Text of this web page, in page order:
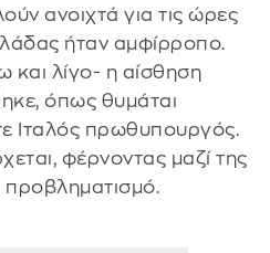
ανοιχτά για τις ώρες
ήταν αμφίρροπο.
και λίγο- η αίσθηση
όπως θυμάται
Ιταλός πρωθυπουργός.
φέρνοντας μαζί της